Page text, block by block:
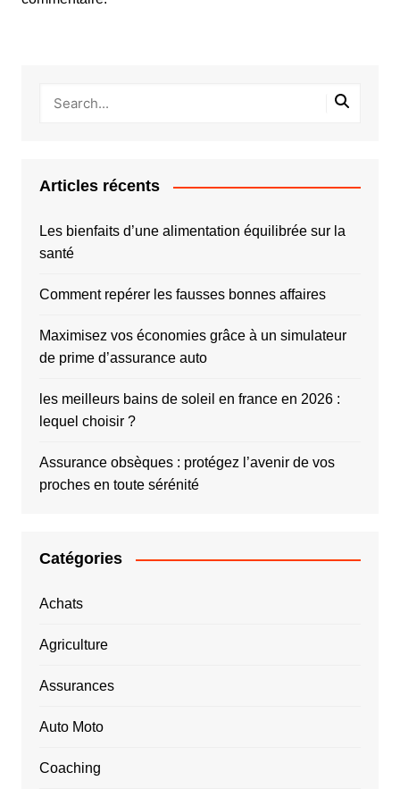
Articles récents
Les bienfaits d’une alimentation équilibrée sur la
santé
Comment repérer les fausses bonnes affaires
Maximisez vos économies grâce à un simulateur
de prime d’assurance auto
les meilleurs bains de soleil en france en 2026 :
lequel choisir ?
Assurance obsèques : protégez l’avenir de vos
proches en toute sérénité
Catégories
Achats
Agriculture
Assurances
Auto Moto
Coaching